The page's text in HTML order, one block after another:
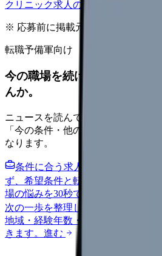
クリニック求人の見方を確認する
※ 応募前に掲載元の最新情報を確
転職予備軍向け
今の職場を続けるか、条件を
んか。
ニュースを読んで不安が強くなっ
「今の条件・他の選択肢・相談先
なります。
条件に合う求人通知を受け取る
ず、希望条件と転職時期を自社で預
場の悩みを30秒で診断
辞めるべき
次の一歩を整理します。
地域・経験年数・施設形態から、
きます。 進む